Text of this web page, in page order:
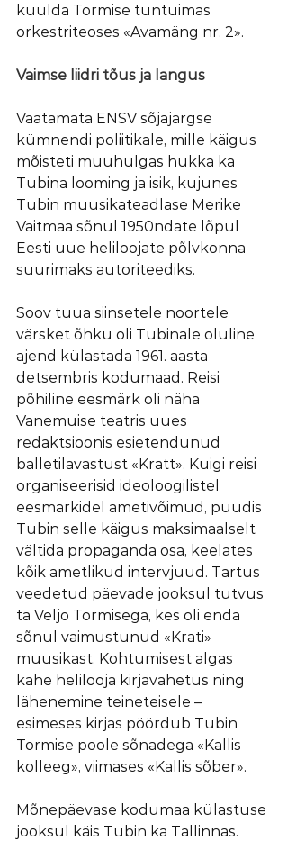
kuulda Tormise tuntuimas
orkestriteoses «Avamäng nr. 2».
Vaimse liidri tõus ja langus
Vaatamata ENSV sõjajärgse
kümnendi poliitikale, mille käigus
mõisteti muuhulgas hukka ka
Tubina looming ja isik, kujunes
Tubin muusikateadlase Merike
Vaitmaa sõnul 1950ndate lõpul
Eesti uue heliloojate põlvkonna
suurimaks autoriteediks.
Soov tuua siinsetele noortele
värsket õhku oli Tubinale oluline
ajend külastada 1961. aasta
detsembris kodumaad. Reisi
põhiline eesmärk oli näha
Vanemuise teatris uues
redaktsioonis esietendunud
balletilavastust «Kratt». Kuigi reisi
organiseerisid ideoloogilistel
eesmärkidel ametivõimud, püüdis
Tubin selle käigus maksimaalselt
vältida propaganda osa, keelates
kõik ametlikud intervjuud. Tartus
veedetud päevade jooksul tutvus
ta Veljo Tormisega, kes oli enda
sõnul vaimustunud «Krati»
muusikast. Kohtumisest algas
kahe helilooja kirjavahetus ning
lähenemine teineteisele –
esimeses kirjas pöördub Tubin
Tormise poole sõnadega «Kallis
kolleeg», viimases «Kallis sõber».
Mõnepäevase kodumaa külastuse
jooksul käis Tubin ka Tallinnas.